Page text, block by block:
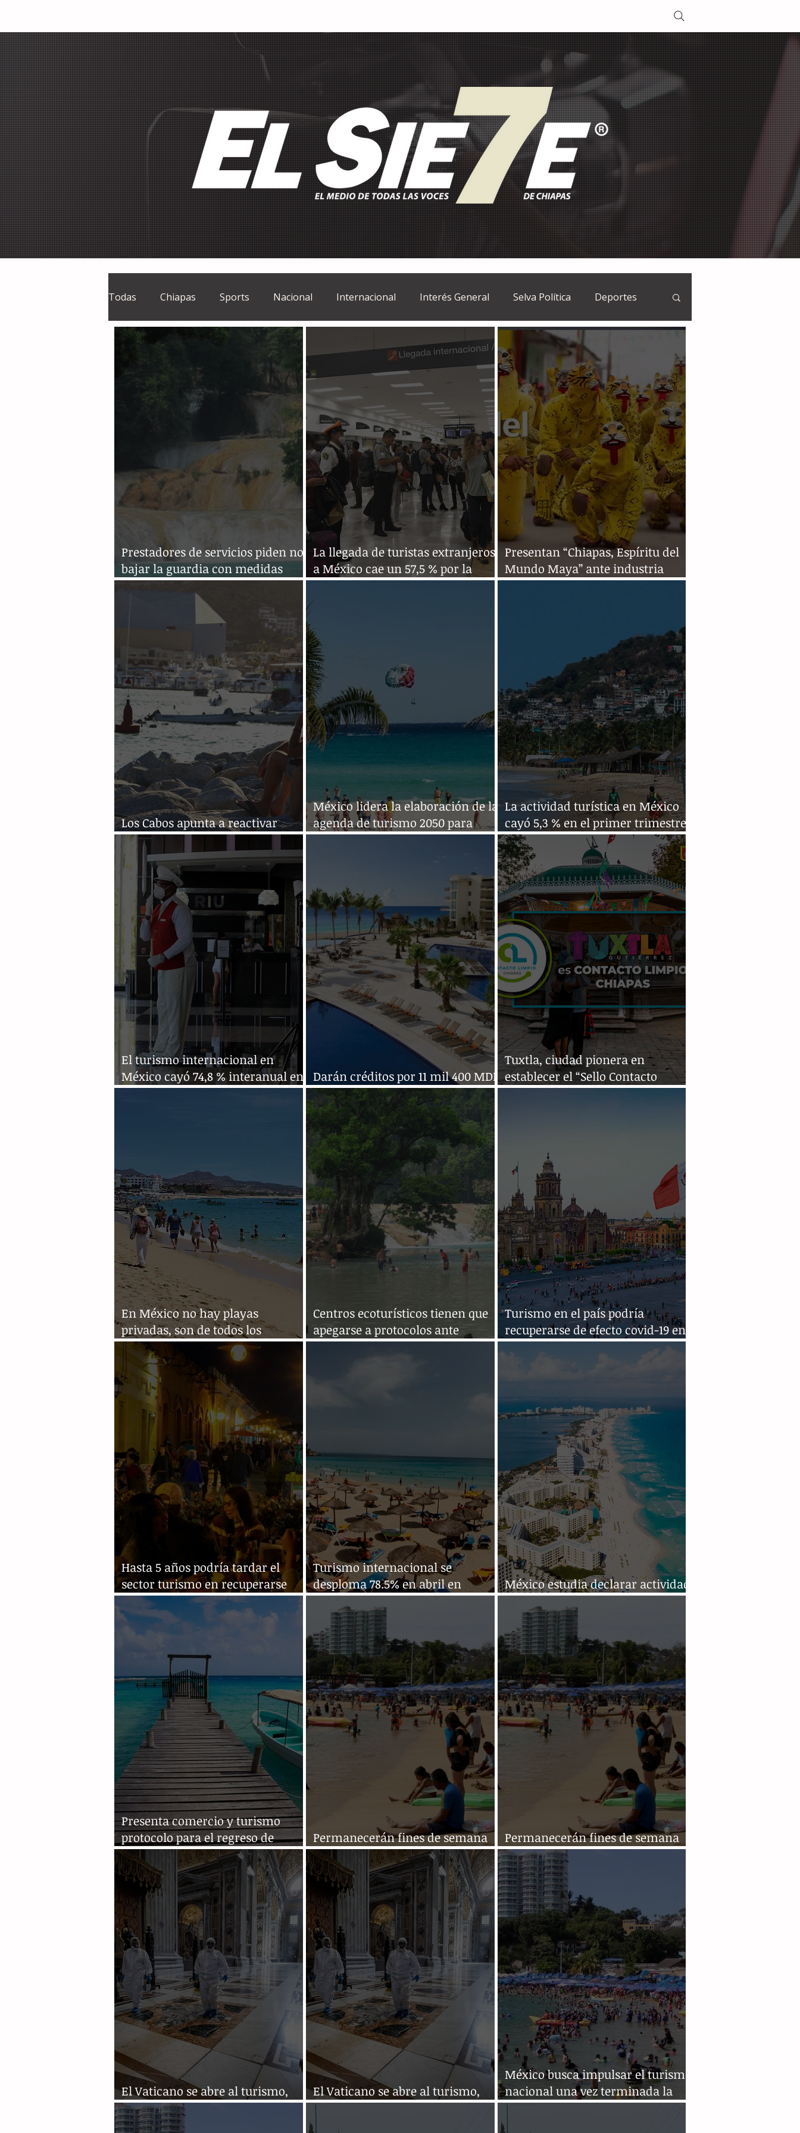
Todas Chiapas Sports Nacional Internacional Interés General Selva Política Deportes
El Sie7e Estilo de vida Israel bano Tragedia Guatemala
Grupo Financiero Continental
Prestadores de servicios piden no
bajar la guardia con medidas
sanitarias
La llegada de turistas extranjeros
a México cae un 57,5 % por la
pandemia
Presentan “Chiapas, Espíritu del
Mundo Maya” ante industria
turística nacional
Los Cabos apunta a reactivar
turismo con nueva normalidad
México lidera la elaboración de la
agenda de turismo 2050 para
Latinoamérica
La actividad turística en México
cayó 5,3 % en el primer trimestre
de 2020
El turismo internacional en
México cayó 74,8 % interanual en
junio
Darán créditos por 11 mil 400 MDP
a hoteles en México
Tuxtla, ciudad pionera en
establecer el “Sello Contacto
Limpio Chiapas”
En México no hay playas
privadas, son de todos los
mexicanos: Turismo
Centros ecoturísticos tienen que
apegarse a protocolos ante
pandemia
Turismo en el país podría
recuperarse de efecto covid-19 en
2021
Hasta 5 años podría tardar el
sector turismo en recuperarse
luego de Covid-19
Turismo internacional se
desploma 78.5% en abril en
México por COVID-19
México estudia declarar actividad
esencial al turismo
Presenta comercio y turismo
protocolo para el regreso de
actividades
Permanecerán fines de semana
largos en el país
Permanecerán fines de semana
largos en el país
El Vaticano se abre al turismo,
con reservas
El Vaticano se abre al turismo,
con reservas
México busca impulsar el turismo
nacional una vez terminada la
pandemia